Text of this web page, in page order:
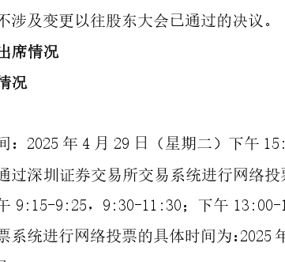
涉及变更以往股东大会已通过的决议。
席情况
况
： 2025 年 4 月 29 日（星期二）下午
过深圳证券交易所交易系统进行网络投
9:15-9:25， 9:30-11:30；下午 13:00-
系统进行网络投票的具体时间为：2025